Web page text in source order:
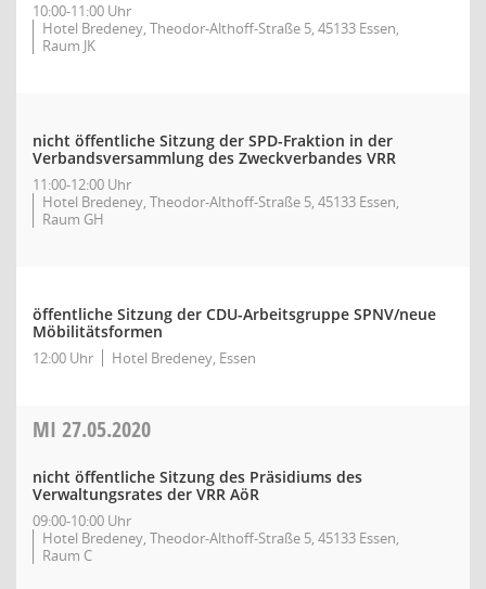
10:00-11:00 Uhr
Hotel Bredeney, Theodor-Althoff-Straße 5, 45133 Essen,
Raum JK
nicht öffentliche Sitzung der SPD-Fraktion in der
Verbandsversammlung des Zweckverbandes VRR
11:00-12:00 Uhr
Hotel Bredeney, Theodor-Althoff-Straße 5, 45133 Essen,
Raum GH
öffentliche Sitzung der CDU-Arbeitsgruppe SPNV/neue
Möbilitätsformen
12:00 Uhr Hotel Bredeney, Essen
MI 27.05.2020
nicht öffentliche Sitzung des Präsidiums des
Verwaltungsrates der VRR AöR
09:00-10:00 Uhr
Hotel Bredeney, Theodor-Althoff-Straße 5, 45133 Essen,
Raum C